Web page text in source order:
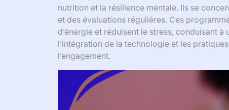
nutrition et la résilience mentale. Ils se
et des évaluations régulières. Ces
d’énergie et réduisent le stress, conduisant
l’intégration de la technologie et les
l’engagement.